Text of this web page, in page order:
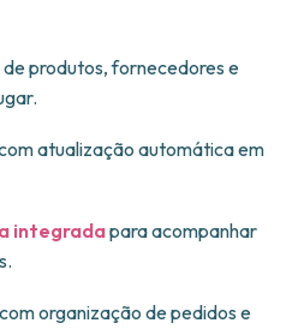
produtos, fornecedores e
atualização automática em
integradapara acompanhar
organização de pedidos e